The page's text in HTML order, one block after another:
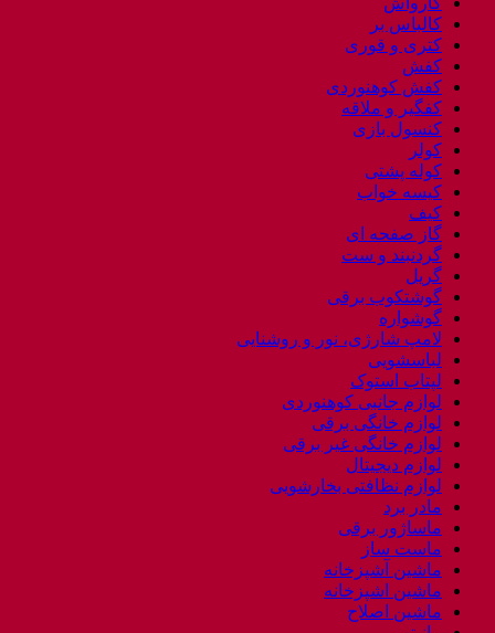
کالباس بر
کتری و قوری
کفش
کفش کوهنوردی
کفگیر و ملاقه
کنسول بازی
کولر
کوله پشتی
کیسه خواب
کیف
گاز صفحه ای
گردنبند و ست
گریل
گوشتکوب برقی
گوشواره
لامپ شارژی، نور و روشنایی
لباسشویی
لپتاب استوک
لوازم جانبی کوهنوردی
لوازم خانگی برقی
لوازم خانگی غیر برقی
لوازم دیجیتال
لوازم نظافتی بخارشویی
مادر برد
ماساژور برقی
ماست ساز
ماشین آشپزخانه
ماشین اشپزخانه
ماشین اصلاح